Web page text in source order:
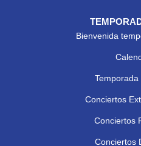
Bienvenida
Conciertos
Conciertos
Conciertos